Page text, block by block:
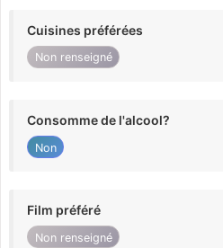
Cuisines préférées
Non renseigné
Consomme de l'alcool?
Non
Film préféré
Non renseigné